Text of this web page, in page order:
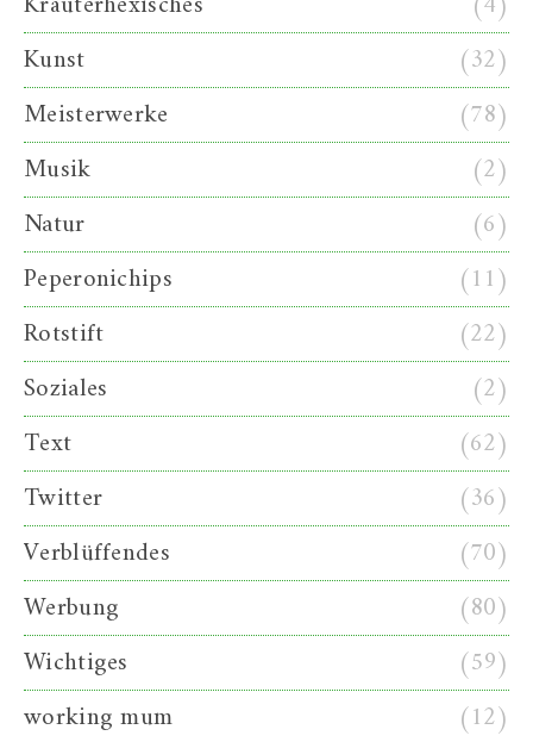
Kunst
(32)
Meisterwerke
(78)
Musik
(2)
Natur
(6)
Peperonichips
(11)
Rotstift
(22)
Soziales
(2)
Text
(62)
Twitter
(36)
Verblüffendes
(70)
Werbung
(80)
Wichtiges
(59)
working mum
(12)